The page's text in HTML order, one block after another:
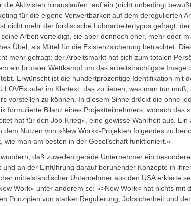
die Aktivisten hinauslaufen, auf ein (nicht unbedingt
für die eigene Verwertbarkeit auf dem deregulierten
nicht mehr der fordistische Lohnarbeitertypus gefragt,
Arbeit verteidigt, sie aber dennoch eher, mehr oder
Übel, als Mittel für die Existenzsicherung betrachtet.
mehr gefragt; der Arbeitsmarkt hat sich zum totalen
ein brutaler Wettkampf um das arbeitsträchtigste Image
Erwünscht ist die hundertprozentige Identifikation mit
LOVE« oder im Klartext: das zu lieben, was man tun muß,
vorstellen zu können. In diesem Sinne drückt die ohne
formulierte Bilanz eines Projektteilnehmers, wonach das
hat für den Job-Krieg«, eine gewisse Wahrheit aus. Ein
dem Nutzen von »New Work«-Projekten folgendes zu
wie man am besten in der Gesellschaft funktioniert.«
daß zuweilen gerade Unternehmer ein
und an der Einführung darauf beruhender Konzepte in
mittelständischer Unternehmer aus den USA erklärte
Work« unter anderem so: »>New Work< hat nichts mit
Prinzipien von starker Regulierung, Jobsicherheit und